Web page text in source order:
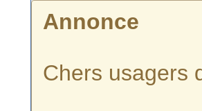
Annonce
Chers usagers